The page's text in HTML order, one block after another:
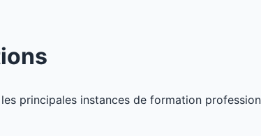
principales instances de formation